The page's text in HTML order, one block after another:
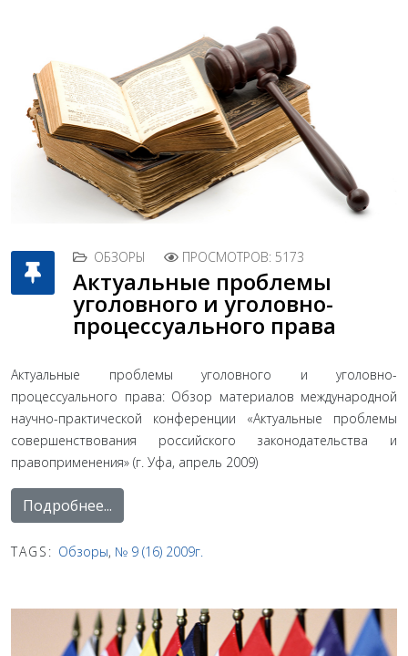
ОБЗОРЫ ПРОСМОТРОВ: 5173
Актуальные проблемы
уголовного и уголовно-
процессуального права
Актуальные проблемы уголовного и уголовно-
процессуального права: Обзор материалов международной
научно-практической конференции «Актуальные проблемы
совершенствования российского законодательства и
правоприменения» (г. Уфа, апрель 2009)
Подробнее...
TAGS: Обзоры, № 9 (16) 2009г.